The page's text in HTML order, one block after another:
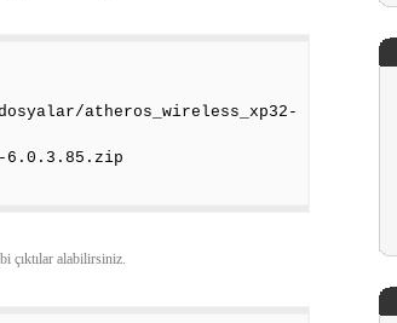
atheros_wireless_xp32-
6.0.3.85.zip
çıktılar alabilirsiniz.